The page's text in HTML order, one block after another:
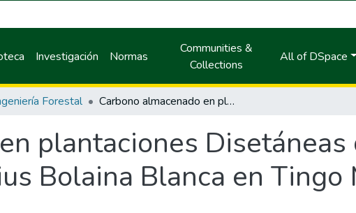
Investigación Normas
Communities &
Collections
All of DSpace
Forestal Carbono almacenado en plantaciones Disetáneas de Guazuma crinita Martius Bolaina Blanca en Tingo María - Perú
plantaciones Disetáneas
Bolaina Blanca en Tingo